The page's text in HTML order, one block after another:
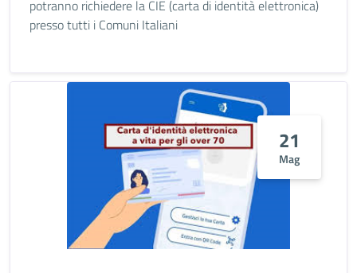
potranno richiedere la CIE (carta di identità elettronica)
presso tutti i Comuni Italiani
21
Mag